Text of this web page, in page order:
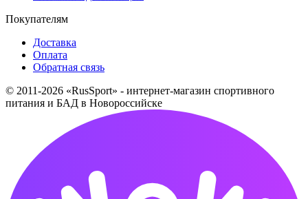
Покупателям
Доставка
Оплата
Обратная связь
© 2011-2026 «RusSport» - интернет-магазин спортивного
питания и БАД в Новороссийске